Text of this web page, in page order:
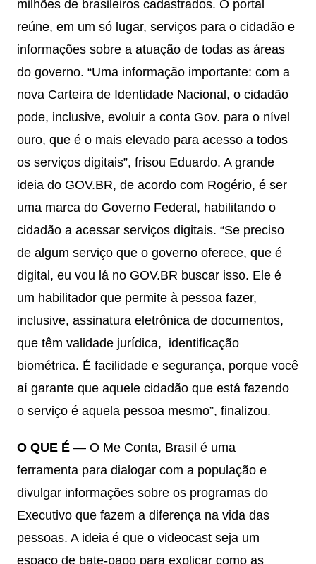
milhões de brasileiros cadastrados. O portal
reúne, em um só lugar, serviços para o cidadão e
informações sobre a atuação de todas as áreas
do governo. “Uma informação importante: com a
nova Carteira de Identidade Nacional, o cidadão
pode, inclusive, evoluir a conta Gov. para o nível
ouro, que é o mais elevado para acesso a todos
os serviços digitais”, frisou Eduardo. A grande
ideia do GOV.BR, de acordo com Rogério, é ser
uma marca do Governo Federal, habilitando o
cidadão a acessar serviços digitais. “Se preciso
de algum serviço que o governo oferece, que é
digital, eu vou lá no GOV.BR buscar isso. Ele é
um habilitador que permite à pessoa fazer,
inclusive, assinatura eletrônica de documentos,
que têm validade jurídica, identificação
biométrica. É facilidade e segurança, porque você
aí garante que aquele cidadão que está fazendo
o serviço é aquela pessoa mesmo”, finalizou.
O QUE É — O Me Conta, Brasil é uma
ferramenta para dialogar com a população e
divulgar informações sobre os programas do
Executivo que fazem a diferença na vida das
pessoas. A ideia é que o videocast seja um
espaço de bate-papo para explicar como as